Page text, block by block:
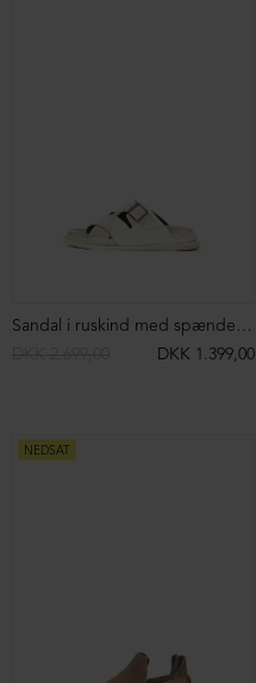
Sandal i ruskind med spænder og lædersål
DKK 1.399,00
NEDSAT